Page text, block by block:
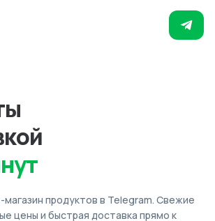
продуктов в Telegram. Свежие
цены и быстрая доставка прямо к